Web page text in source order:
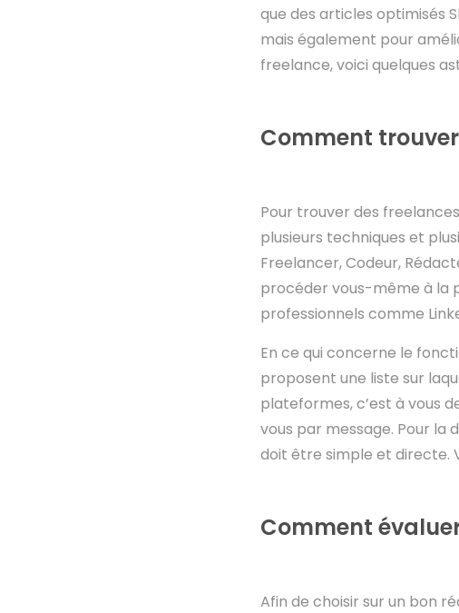
que des articles optimisés
mais également pour
freelance, voici quelques
Comment
Pour trouver des
plusieurs techniques et
Freelancer, Codeur,
procéder vous-même à la
professionnels comme
En ce qui concerne le
proposent une liste sur
plateformes, c’est à vous
vous par message. Pour la
doit être simple et directe.
Comment
Afin de choisir sur un bon